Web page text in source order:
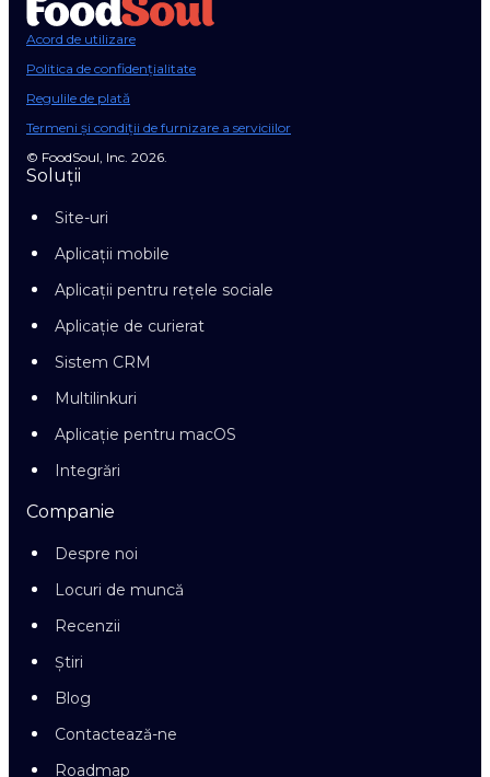
Acord de utilizare
Politica de confidențialitate
Regulile de plată
Termeni și condiții de furnizare a serviciilor
© FoodSoul, Inc. 2026.
Soluții
Site-uri
Aplicații mobile
Aplicații pentru rețele sociale
Aplicație de curierat
Sistem CRM
Multilinkuri
Aplicație pentru macOS
Integrări
Companie
Despre noi
Locuri de muncă
Recenzii
Știri
Blog
Contactează-ne
Roadmap